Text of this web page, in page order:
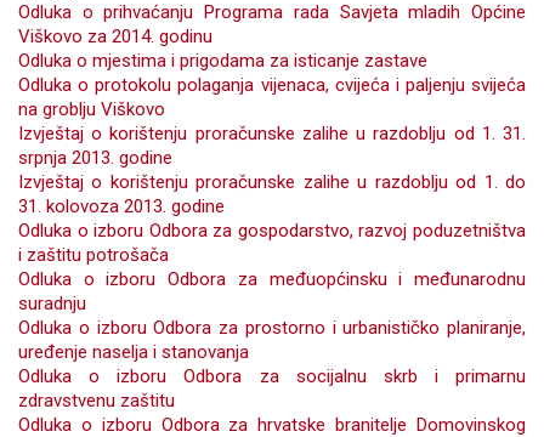
Odluka o prihvaćanju Programa rada Savjeta mladih Općine
Viškovo za 2014. godinu
Odluka o mjestima i prigodama za isticanje zastave
Odluka o protokolu polaganja vijenaca, cvijeća i paljenju svijeća
na groblju Viškovo
Izvještaj o korištenju proračunske zalihe u razdoblju od 1. 31.
srpnja 2013. godine
Izvještaj o korištenju proračunske zalihe u razdoblju od 1. do
31. kolovoza 2013. godine
Odluka o izboru Odbora za gospodarstvo, razvoj poduzetništva
i zaštitu potrošača
Odluka o izboru Odbora za međuopćinsku i međunarodnu
suradnju
Odluka o izboru Odbora za prostorno i urbanističko planiranje,
uređenje naselja i stanovanja
Odluka o izboru Odbora za socijalnu skrb i primarnu
zdravstvenu zaštitu
Odluka o izboru Odbora za hrvatske branitelje Domovinskog